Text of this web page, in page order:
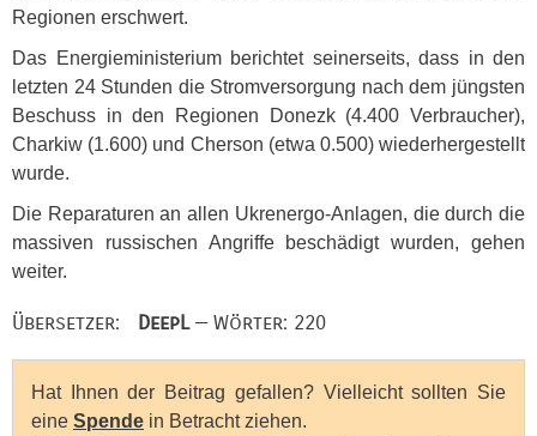
Regionen erschwert.
Das Energieministerium berichtet seinerseits, dass in den
letzten 24 Stunden die Stromversorgung nach dem jüngsten
Beschuss in den Regionen Donezk (4.400 Verbraucher),
Charkiw (1.600) und Cherson (etwa 0.500) wiederhergestellt
wurde.
Die Reparaturen an allen Ukrenergo-Anlagen, die durch die
massiven russischen Angriffe beschädigt wurden, gehen
weiter.
Übersetzer: DeepL— Wörter: 220
Hat Ihnen der Beitrag gefallen? Vielleicht sollten Sie
eine Spende in Betracht ziehen.